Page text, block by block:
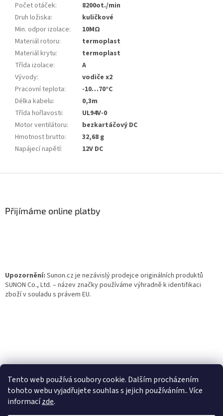
Tento web používá soubory cookie. Dalším procházením
tohoto webu vyjadřujete souhlas s jejich používáním.. Více
informacízde.
Počet otáček:
8200ot./min
Druh ložiska:
kuličkové
Min. odpor izolace:
10MΩ
Materiál rotoru:
termoplast
Materiál krytu:
termoplast
Třída izolace:
A
Vývody:
vodiče x2
Pracovní teplota:
-10…70°C
Délka kabelu:
0,3m
Třída hořlavosti:
UL94V-0
Motor ventilátoru:
bezkartáčový DC
Hmotnost brutto:
32,68 g
Napájecí napětí: 12V DC
Přijímáme online platby
Upozornění: Sunon.cz je nezávislý prodejce originálních produktů
SUNON Co., Ltd. – název značky používáme výhradně k identifikaci
zboží v souladu s právem EU.